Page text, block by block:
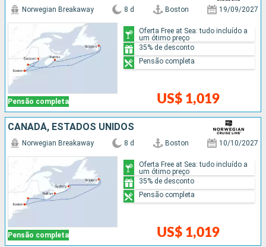
Pensão completa
Norwegian Breakaway 8 d Boston 19/09/2027
US$ 1,019
Oferta Free at Sea: tudo incluído a
um ótimo preço
35% de desconto
Pensão completa
CANADÁ, ESTADOS UNIDOS
Pensão completa
Norwegian Breakaway 8 d Boston 10/10/2027
US$ 1,019
Oferta Free at Sea: tudo incluído a
um ótimo preço
35% de desconto
Pensão completa